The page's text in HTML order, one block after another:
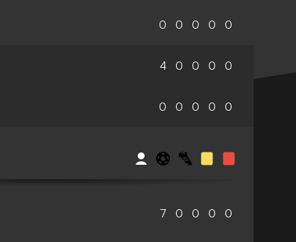
0 0 0 0 0
4 0 0 0 0
0 0 0 0 0
7 0 0 0 0